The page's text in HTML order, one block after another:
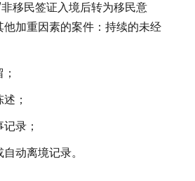
非移民签证入境后转为移民意
他加重因素的案件：持续的未经
；
录；
动离境记录。